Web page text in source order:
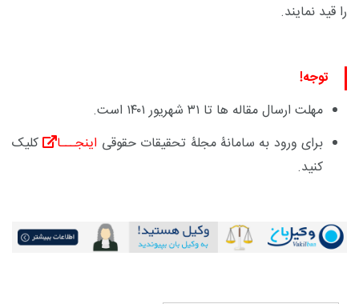
را قید نمایند.
توجه!
مهلت ارسال مقاله ها تا ۳۱ شهریور ۱۴۰۱ است.
برای ورود به سامانۀ مجلۀ تحقیقات حقوقی اینجـــا
کلیک
کنید.